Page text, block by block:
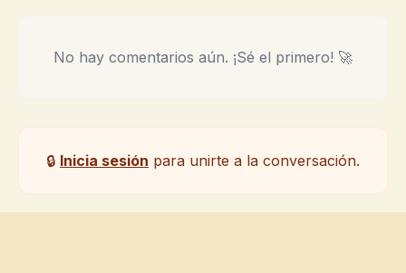
No hay comentarios aún. ¡Sé el primero! 🚀
🔒 Inicia sesión para unirte a la conversación.